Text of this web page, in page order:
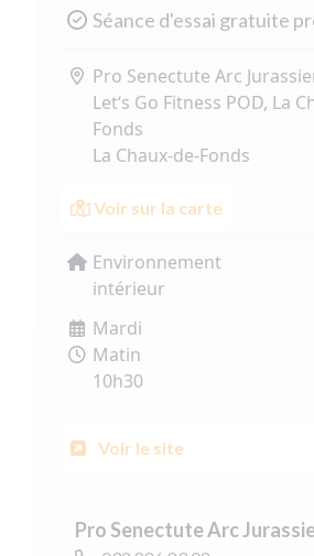
Séance d'essai gratuite
Pro Senectute Arc
Let‘s Go Fitness POD, La
Fonds
La Chaux-de-Fonds
Voir sur la carte
Environnement
intérieur
Mardi
Matin
10h30
Voir le site
Pro Senectute Arc